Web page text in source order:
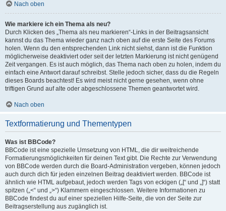
Nach oben
Wie markiere ich ein Thema als neu?
Durch Klicken des „Thema als neu markieren“-Links in der Beitragsansicht
kannst du das Thema wieder ganz nach oben auf die erste Seite des Forums
holen. Wenn du den entsprechenden Link nicht siehst, dann ist die Funktion
möglicherweise deaktiviert oder seit der letzten Markierung ist nicht genügend
Zeit vergangen. Es ist auch möglich, das Thema nach oben zu holen, indem du
einfach eine Antwort darauf schreibst. Stelle jedoch sicher, dass du die Regeln
dieses Boards beachtest! Es wird meist nicht gerne gesehen, wenn ohne
triftigen Grund auf alte oder abgeschlossene Themen geantwortet wird.
Nach oben
Textformatierung und Thementypen
Was ist BBCode?
BBCode ist eine spezielle Umsetzung von HTML, die dir weitreichende
Formatierungsmöglichkeiten für deinen Text gibt. Die Rechte zur Verwendung
von BBCode werden durch die Board-Administration vergeben, können jedoch
auch durch dich für jeden einzelnen Beitrag deaktiviert werden. BBCode ist
ähnlich wie HTML aufgebaut, jedoch werden Tags von eckigen („[“ und „]“) statt
spitzen („<“ und „>“) Klammern eingeschlossen. Weitere Informationen zu
BBCode findest du auf einer speziellen Hilfe-Seite, die von der Seite zur
Beitragserstellung aus zugänglich ist.